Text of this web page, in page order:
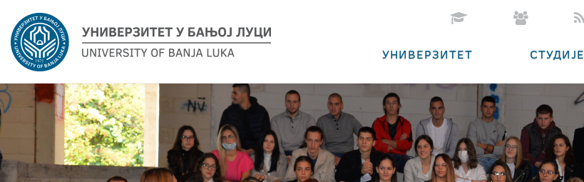
УНИВЕРЗИТЕТ СТУДИЈЕ